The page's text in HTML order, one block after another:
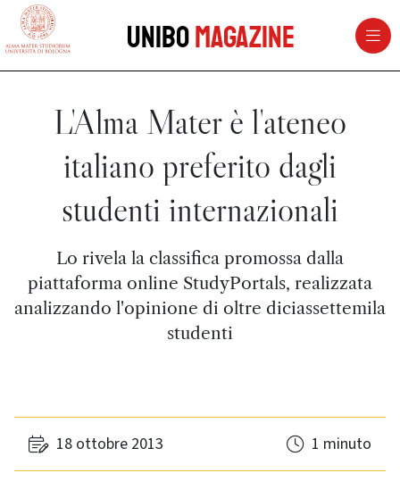
vai al contenuto della pagina
UniboMagazine
L'Alma Mater è l'ateneo
italiano preferito dagli
studenti internazionali
Lo rivela la classifica promossa dalla
piattaforma online StudyPortals, realizzata
analizzando l'opinione di oltre diciassettemila
studenti
18 ottobre 2013 1 minuto